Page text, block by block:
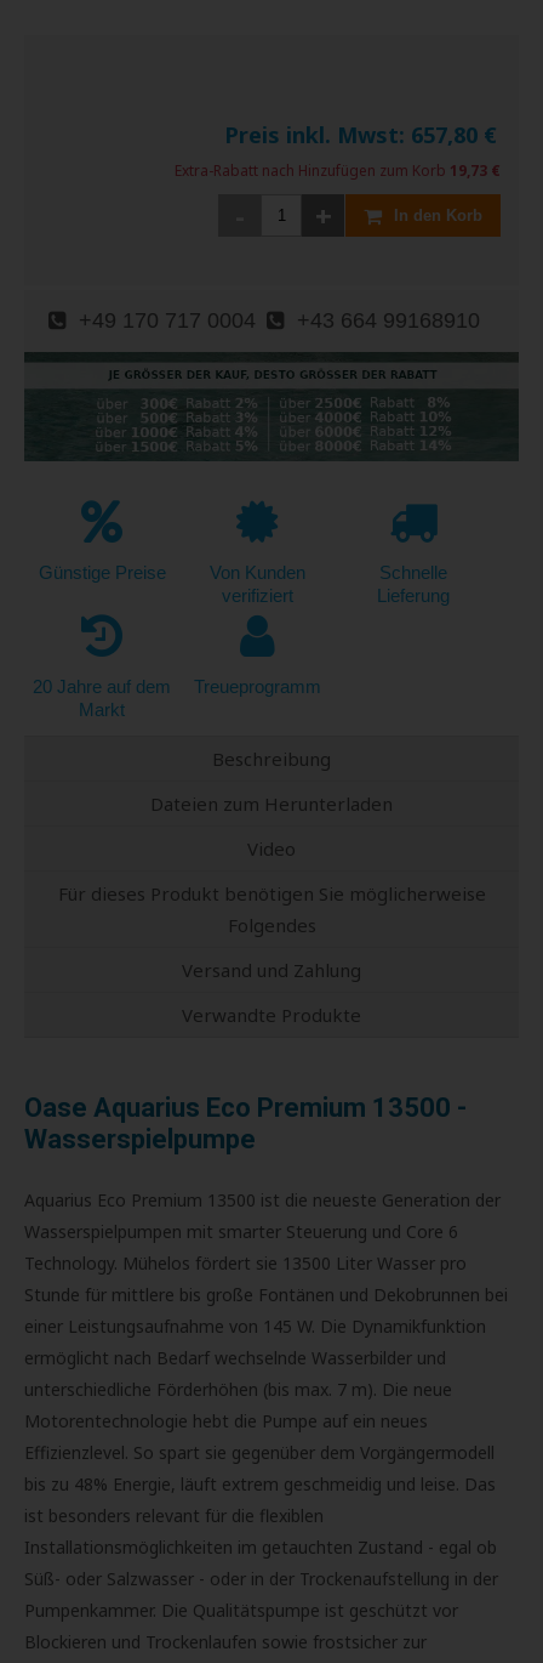
Preis inkl. Mwst: 657,80 €
Extra-Rabatt nach Hinzufügen zum Korb 19,73 €
+ In den Korb
+49 170 717 0004 +43 664 99168910
Günstige Preise
Von Kunden
verifiziert
Schnelle
Lieferung
20 Jahre auf dem
Markt
Treueprogramm
Beschreibung
Dateien zum Herunterladen
Video
Für dieses Produkt benötigen Sie möglicherweise
Folgendes
Versand und Zahlung
Verwandte Produkte
Oase Aquarius Eco Premium 13500 -
Wasserspielpumpe
Aquarius Eco Premium 13500 ist die neueste Generation der
Wasserspielpumpen mit smarter Steuerung und Core 6
Technology. Mühelos fördert sie 13500 Liter Wasser pro
Stunde für mittlere bis große Fontänen und Dekobrunnen bei
einer Leistungsaufnahme von 145 W. Die Dynamikfunktion
ermöglicht nach Bedarf wechselnde Wasserbilder und
unterschiedliche Förderhöhen (bis max. 7 m). Die neue
Motorentechnologie hebt die Pumpe auf ein neues
Effizienzlevel. So spart sie gegenüber dem Vorgängermodell
bis zu 48% Energie, läuft extrem geschmeidig und leise. Das
ist besonders relevant für die flexiblen
Installationsmöglichkeiten im getauchten Zustand - egal ob
Süß- oder Salzwasser - oder in der Trockenaufstellung in der
Pumpenkammer. Die Qualitätspumpe ist geschützt vor
Blockieren und Trockenlaufen sowie frostsicher zur